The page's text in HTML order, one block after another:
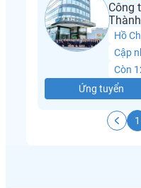
Công
Hồ
Cập
Còn
Ứng tuyển
1